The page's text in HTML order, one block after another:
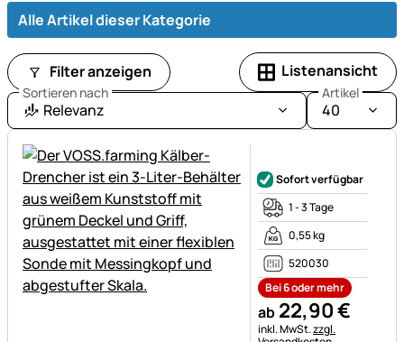
Alle Artikel dieser Kategorie
Filter anzeigen Listenansicht
Sortieren nach
Relevanz
Artikel
40
Sofort verfügbar
1 - 3 Tage
0,55 kg
520030
Bei 6 oder mehr
ab 22,90€
Steuerhinweis:
inkl. MwSt.zzgl.